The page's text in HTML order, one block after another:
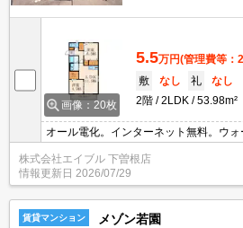
画像：20枚
5.5万円(管理費等：
敷
なし 礼
なし
2階
2LDK 53.98m²
オール電化。インターネット無料。ウ
株式会社エイブル 下曽根店
情報更新日 2026/07/29
賃貸マンション メゾン若園